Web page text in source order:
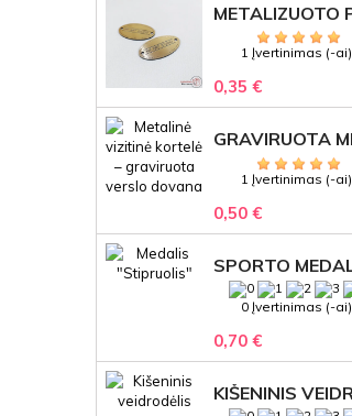
1 Įvertinimas (-ai)
0,35 €
1 Įvertinimas (-ai)
0,50 €
0 Įvertinimas (-ai)
0,70 €